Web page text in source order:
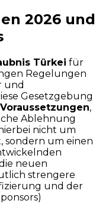
2026 und
Türkei für
Regelungen
und
Gesetzgebung
,
Ablehnung
nicht um
sondern um einen
neuen
strengere
und der